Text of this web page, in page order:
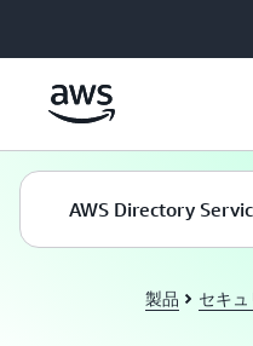
AWS Directory
製品 セキ